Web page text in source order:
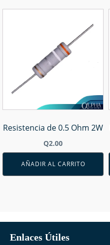
Resistencia de 0.5 Ohm 2W
Q2.00
AÑADIR AL CARRITO
Enlaces Útiles